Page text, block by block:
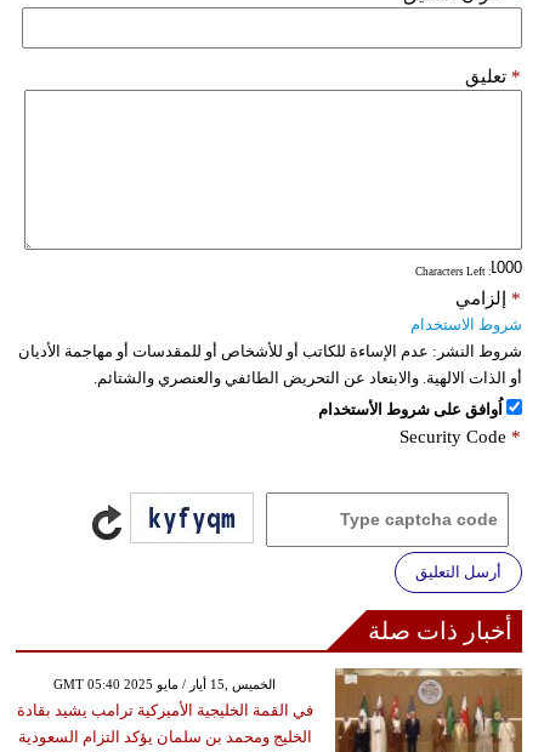
تعليق *
: Characters Left
إلزامي *
شروط الاستخدام
شروط النشر: عدم الإساءة للكاتب أو للأشخاص أو للمقدسات أو مهاجمة الأديان
أو الذات الالهية. والابتعاد عن التحريض الطائفي والعنصري والشتائم.
اُوافق على شروط الأستخدام
Security Code *
أرسل التعليق
أخبار ذات صلة
GMT 05:40 2025 الخميس ,15 أيار / مايو
في القمة الخليجية الأميركية ترامب يشيد بقادة
الخليج ومحمد بن سلمان يؤكد التزام السعودية